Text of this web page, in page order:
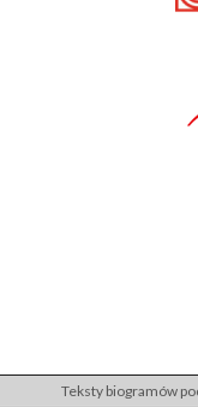
Teksty biogramów